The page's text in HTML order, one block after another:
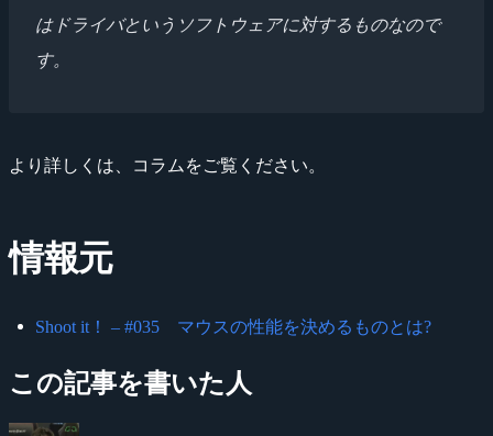
はドライバというソフトウェアに対するものなので
す。
より詳しくは、コラムをご覧ください。
情報元
Shoot it！ – #035 マウスの性能を決めるものとは?
この記事を書いた人